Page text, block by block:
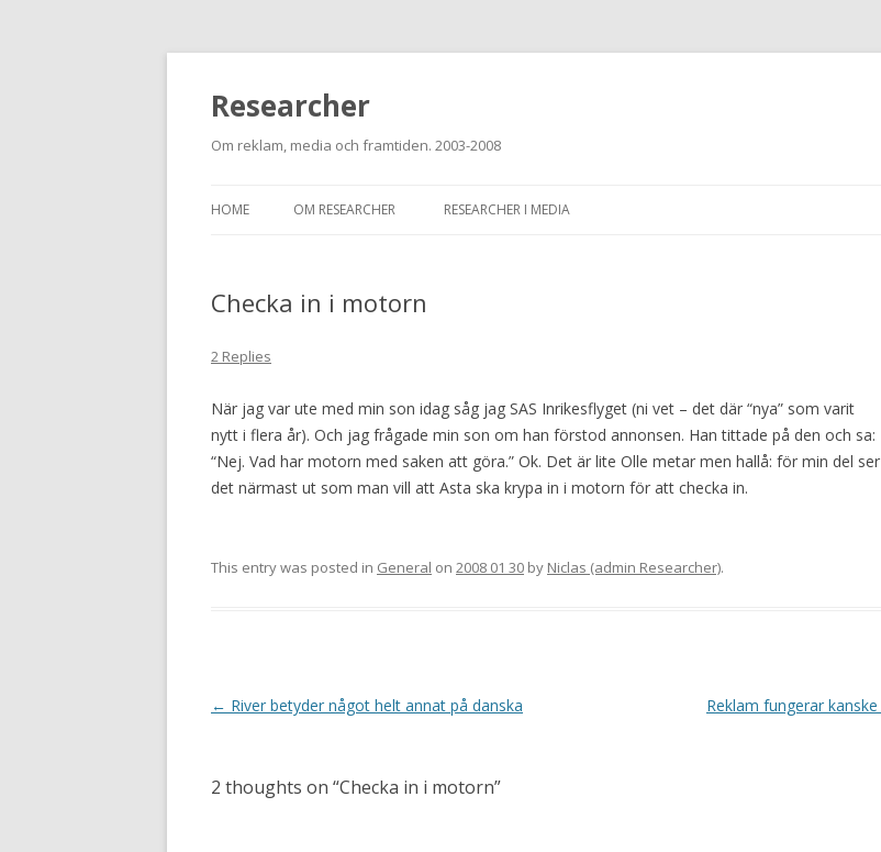
Researcher
Om reklam, media och framtiden. 2003-2008
HOME OM RESEARCHER RESEARCHER I MEDIA
Checka in i motorn
2 Replies
När jag var ute med min son idag såg jag SAS Inrikesflyget (ni vet – det där “nya” som varit
nytt i flera år). Och jag frågade min son om han förstod annonsen. Han tittade på den och sa:
“Nej. Vad har motorn med saken att göra.” Ok. Det är lite Olle metar men hallå: för min del ser
det närmast ut som man vill att Asta ska krypa in i motorn för att checka in.
This entry was posted in General on 2008 01 30 by Niclas (admin Researcher).
Post navigation
← River betyder något helt annat på danska Reklam fungerar kanske
2 thoughts on “Checka in i motorn”